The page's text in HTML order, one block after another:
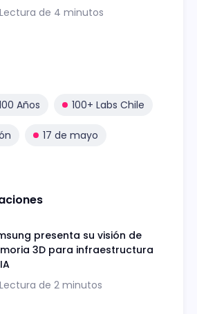
Lectura de 4 minutos
Años 100+ Labs Chile
17 de mayo
presenta su visión de
3D para infraestructura
Lectura de 2 minutos